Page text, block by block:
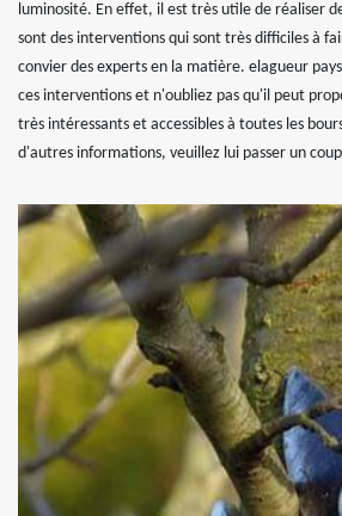
luminosité. En effet, il est très utile de réaliser
sont des interventions qui sont très difficiles à
convier des experts en la matière. elagueur
ces interventions et n'oubliez pas qu'il peut
très intéressants et accessibles à toutes les
d'autres informations, veuillez lui passer un